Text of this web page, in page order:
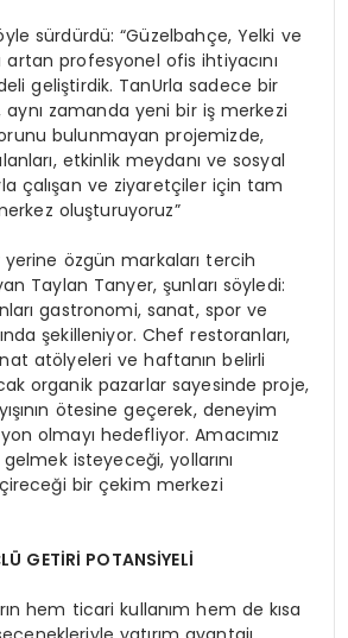
sürdürdü: “Güzelbahçe, Yelki ve
artan profesyonel ofis ihtiyacını
geliştirdik. TanUrla sadece bir
aynı zamanda yeni bir iş merkezi
bulunmayan projemizde,
etkinlik meydanı ve sosyal
çalışan ve ziyaretçiler için tam
oluşturuyoruz”
özgün markaları tercih
Taylan Tanyer, şunları söyledi:
gastronomi, sanat, spor ve
şekilleniyor. Chef restoranları,
atölyeleri ve haftanın belirli
organik pazarlar sayesinde proje,
ötesine geçerek, deneyim
olmayı hedefliyor. Amacımız
isteyeceği, yollarını
bir çekim merkezi
GETİRİ POTANSİYELİ
hem ticari kullanım hem de kısa